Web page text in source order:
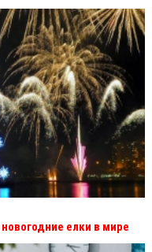
новогодние елки в мире